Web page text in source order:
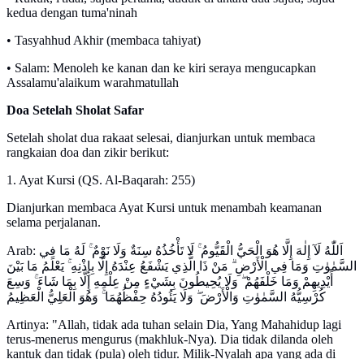
kedua dengan tuma'ninah
• Tasyahhud Akhir (membaca tahiyat)
• Salam: Menoleh ke kanan dan ke kiri seraya mengucapkan
Assalamu'alaikum warahmatullah
Doa Setelah Sholat Safar
Setelah sholat dua rakaat selesai, dianjurkan untuk membaca
rangkaian doa dan zikir berikut:
1. Ayat Kursi (QS. Al-Baqarah: 255)
Dianjurkan membaca Ayat Kursi untuk menambah keamanan
selama perjalanan.
Arab: اَللّٰهُ لَآ إِلٰهَ إِلَّا هُوَ الْحَيُّ الْقَيُّومُ ۚ لَا تَأْخُذُهُ سِنَةٌ وَلَا نَوْمٌ ۚ لَهُ مَا فِي
السَّمٰوٰتِ وَمَا فِي الْأَرْضِ ۗ مَنْ ذَا الَّذِي يَشْفَعُ عِنْدَهُ إِلَّا بِإِذْنِهِ ۚ يَعْلَمُ مَا بَيْنَ
أَيْدِيهِمْ وَمَا خَلْفَهُمْ ۖ وَلَا يُحِيطُونَ بِشَيْءٍ مِنْ عِلْمِهِ إِلَّا بِمَا شَاءَ ۚ وَسِعَ
كُرْسِيُّهُ السَّمٰوٰتِ وَالْأَرْضَ ۖ وَلَا يَئُودُهُ حِفْظُهُمَا ۚ وَهُوَ الْعَلِيُّ الْعَظِيمُ
Artinya: "Allah, tidak ada tuhan selain Dia, Yang Mahahidup lagi
terus-menerus mengurus (makhluk-Nya). Dia tidak dilanda oleh
kantuk dan tidak (pula) oleh tidur. Milik-Nyalah apa yang ada di